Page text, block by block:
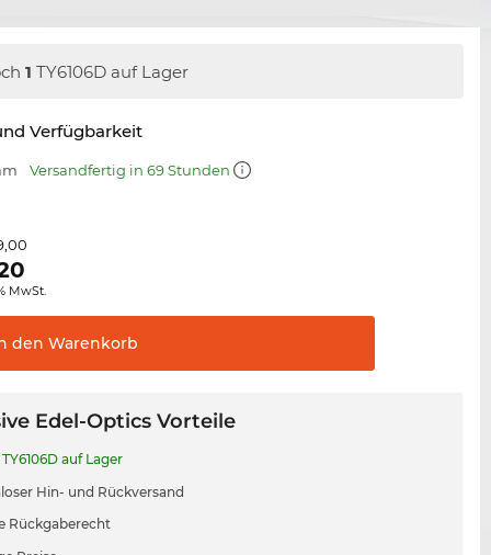
1 TY6106D auf Lager
Verfügbarkeit
Versandfertig in 69 Stunden
MwSt.
den Warenkorb
Edel-Optics Vorteile
TY6106D auf Lager
Hin- und Rückversand
Rückgaberecht